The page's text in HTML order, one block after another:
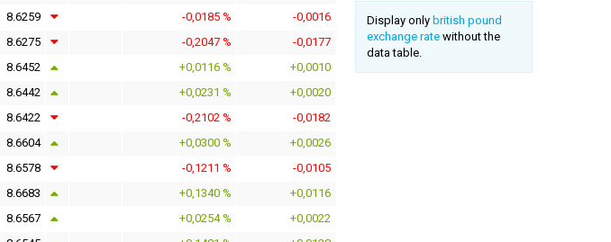
8.6259 -0,0185 %
-0,0016
8.6275 -0,2047 %
-0,0177
8.6452 +0,0116 %
+0,0010
8.6442 +0,0231 %
+0,0020
8.6422 -0,2102 %
-0,0182
8.6604 +0,0300 %
+0,0026
8.6578 -0,1211 %
-0,0105
8.6683 +0,1340 %
+0,0116
8.6567 +0,0254 %
+0,0022
Display only british pound
exchange ratewithout the
data table.